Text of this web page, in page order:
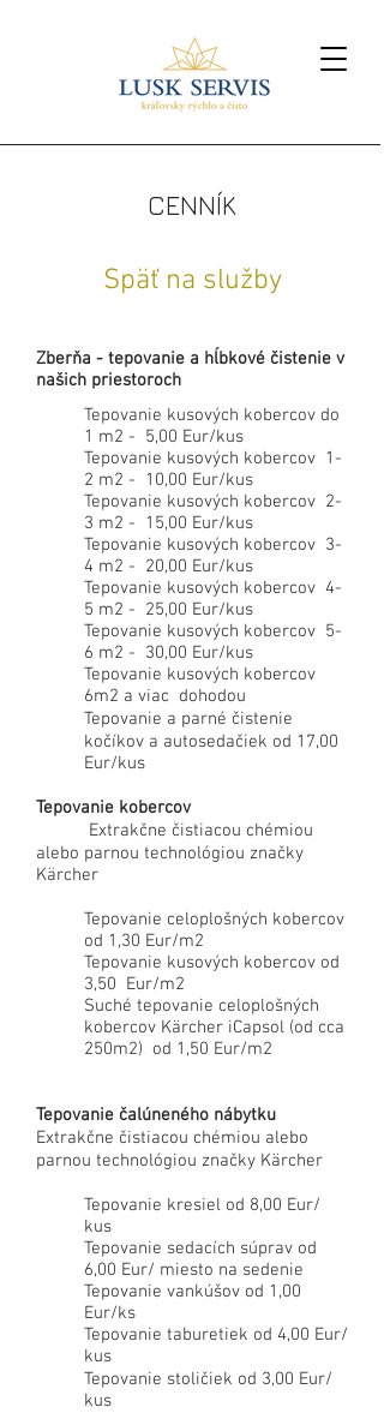
CENNÍK
Späť na služby
Zberňa - tepovanie a hĺbkové čistenie v
našich priestoroch
Tepovanie kusových kobercov do
1 m2 - 5,00 Eur/kus
Tepovanie kusových kobercov 1-
2 m2 - 10,00 Eur/kus
Tepovanie kusových kobercov 2-
3 m2 - 15,00 Eur/kus
Tepovanie kusových kobercov 3-
4 m2 - 20,00 Eur/kus
Tepovanie kusových kobercov 4-
5 m2 - 25,00 Eur/kus
Tepovanie kusových kobercov 5-
6 m2 - 30,00 Eur/kus
Tepovanie kusových kobercov
6m2 a viac dohodou
Tepovanie a parné čistenie
kočíkov a autosedačiek od 17,00
Eur/kus
Tepovanie kobercov
Extrakčne čistiacou chémiou
alebo parnou technológiou značky
Kärcher
Tepovanie celoplošných kobercov
od 1,30 Eur/m2
Tepovanie kusových kobercov od
3,50 Eur/m2
Suché tepovanie celoplošných
kobercov Kärcher iCapsol (od cca
250m2) od 1,50 Eur/m2
Tepovanie čalúneného nábytku
Extrakčne čistiacou chémiou alebo
parnou technológiou značky Kärcher
Tepovanie kresiel od 8,00 Eur/
kus
Tepovanie sedacích súprav od
6,00 Eur/ miesto na sedenie
Tepovanie vankúšov od 1,00
Eur/ks
Tepovanie taburetiek od 4,00 Eur/
kus
Tepovanie stoličiek od 3,00 Eur/
kus